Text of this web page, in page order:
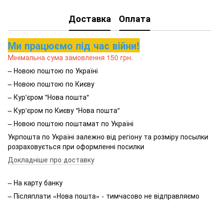
Доставка Оплата
Ми працюємо під час війни!
Мінімальна сума замовлення 150 грн.
– Новою поштою по Україні
– Новою поштою по Києву
– Кур'єром "Нова пошта"
– Кур'єром по Києву "Нова пошта"
– Новою поштою поштамат по Україні
Укрпошта по Україні залежно від регіону та розміру посылки
розраховується при оформленні посилки
Докладніше про доставку
– На карту банку
– Післяплати «Нова пошта» - тимчасово не відправляємо